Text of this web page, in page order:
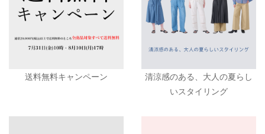
送料無料キャンペーン
清涼感のある、大人の夏らし
いスタイリング